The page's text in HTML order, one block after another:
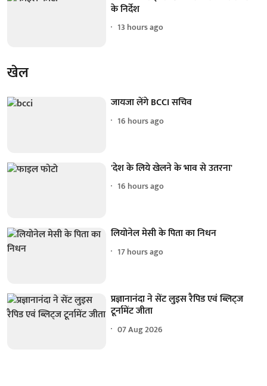
के निर्देश
13 hours ago
खेल
जायजा लेंगे BCCI सचिव
16 hours ago
'देश के लिये खेलने के भाव से उतरना'
16 hours ago
लियोनेल मेसी के पिता का निधन
17 hours ago
प्रज्ञानानंदा ने सेंट लुइस रैपिड एवं ब्लिट्ज
टूर्नामेंट जीता
07 Aug 2026